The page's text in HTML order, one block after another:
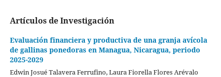
Artículos de Investigación
Evaluación financiera y productiva de una granja avícola
de gallinas ponedoras en Managua, Nicaragua, periodo
2025-2029
Edwin Josué Talavera Ferrufino, Laura Fiorella Flores Arévalo